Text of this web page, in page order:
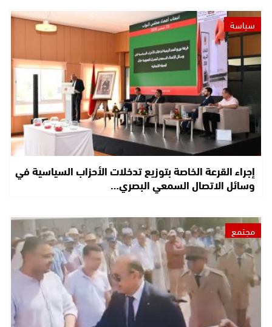
سياسة
إجراء القرعة الخاصة بتوزيع تدخلات الأحزاب السياسية في
وسائل الاتصال السمعي البصري…
مجتمع